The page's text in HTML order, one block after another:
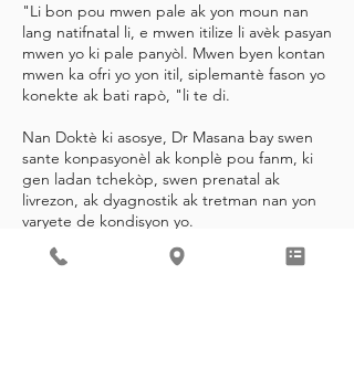
"Li bon pou mwen pale ak yon moun nan
lang natifnatal li, e mwen itilize li avèk pasyan
mwen yo ki pale panyòl. Mwen byen kontan
mwen ka ofri yo yon itil, siplemantè fason yo
konekte ak bati rapò, "li te di.
Nan Doktè ki asosye, Dr Masana bay swen
sante konpasyonèl ak konplè pou fanm, ki
gen ladan tchekòp, swen prenatal ak
livrezon, ak dyagnostik ak tretman nan yon
varyete de kondisyon yo.
music, and spending time with my husband and